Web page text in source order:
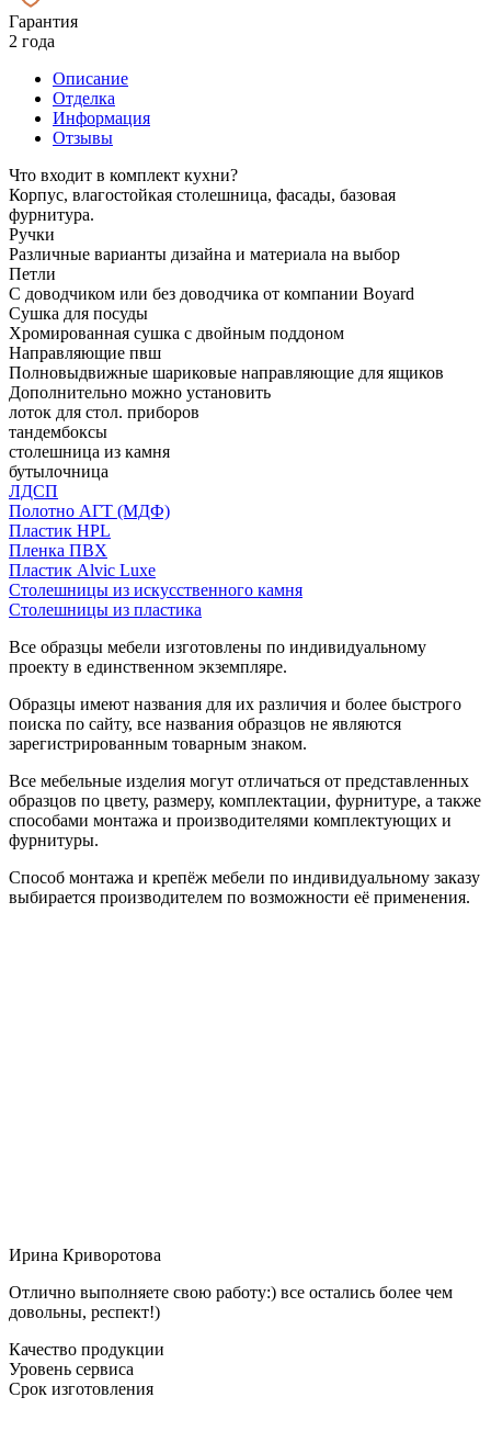
Гарантия
2 года
Описание
Отделка
Информация
Отзывы
Что входит в комплект кухни?
Корпус, влагостойкая столешница, фасады, базовая
фурнитура.
Ручки
Различные варианты дизайна и материала на выбор
Петли
С доводчиком или без доводчика от компании Boyard
Сушка для посуды
Хромированная сушка с двойным поддоном
Направляющие пвш
Полновыдвижные шариковые направляющие для ящиков
Дополнительно можно установить
лоток для стол. приборов
тандембоксы
столешница из камня
бутылочница
ЛДСП
Полотно АГТ (МДФ)
Пластик HPL
Пленка ПВХ
Пластик Alvic Luxe
Столешницы из искусственного камня
Столешницы из пластика
Все образцы мебели изготовлены по индивидуальному
проекту в единственном экземпляре.
Образцы имеют названия для их различия и более быстрого
поиска по сайту, все названия образцов не являются
зарегистрированным товарным знаком.
Все мебельные изделия могут отличаться от представленных
образцов по цвету, размеру, комплектации, фурнитуре, а также
способами монтажа и производителями комплектующих и
фурнитуры.
Способ монтажа и крепёж мебели по индивидуальному заказу
выбирается производителем по возможности её применения.
Ирина Криворотова
Отлично выполняете свою работу:) все остались более чем
довольны, респект!)
Качество продукции
Уровень сервиса
Срок изготовления